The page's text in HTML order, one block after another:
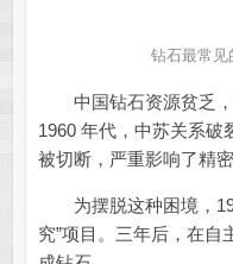
钻石最常见
中国钻石资源贫乏，
1960 年代，中苏关系破
被切断，严重影响了精
为摆脱这种困境，
究”项目。三年后，在自